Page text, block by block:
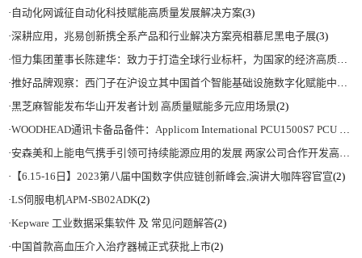
· 自动化网诚征自动化科技赋能高质量发展解决方案(3)
·深耕应用，兆易创新携全系产品和行业解决方案亮相慕尼黑电子展(3)
·恒力集团董事长陈建华：致力于打造全球行业标杆，为国家的经济高质量发展贡献更大力量|上海电气集团党委书记、董事长吴磊来访
·推好品牌观察：西门子在沪设立其中国首个智能基础设施数字化赋能中心
·黑芝麻智能发布华山开发者计划 高质量赋能多元应用场景(2)
·WOODHEAD通讯卡备品备件：Applicom International PCU1500S7 PCU 1500 S7 V4.5.0
·安森美和上能电气携手引领可持续能源应用的发展 两家公司合作开发高性能储能和太阳能组串式逆变器方案 以实现可持续的未来
· 【6.15-16日】2023第八届中国数字供应链创新峰会,演讲大咖阵容官宣(2)
·LS伺服电机APM-SB02ADK(2)
·Kepware 工业数据采集软件 及 常见问题解答(2)
·中国首款高血压介入治疗器械正式获批上市(2)